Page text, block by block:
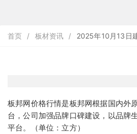
首页 / 板材资讯 / 2025年10月13日
板邦网价格行情是板邦网根据国内外
台，公司加强品牌口碑建设，以品牌
平台。（单位：立方）